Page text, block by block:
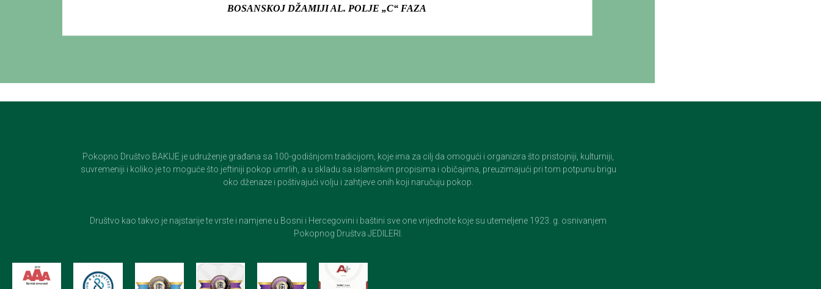
BOSANSKOJ DŽAMIJI AL. POLJE „C“ FAZA
Pokopno Društvo BAKIJE je udruženje građana sa 100-godišnjom tradicijom, koje ima za cilj da omogući i organizira što pristojniji, kulturniji,
suvremeniji i koliko je to moguće što jeftiniji pokop umrlih, a u skladu sa islamskim propisima i običajima, preuzimajući pri tom potpunu brigu
oko dženaze i poštivajući volju i zahtjeve onih koji naručuju pokop.
Društvo kao takvo je najstarije te vrste i namjene u Bosni i Hercegovini i baštini sve one vrijednote koje su utemeljene 1923. g. osnivanjem
Pokopnog Društva JEDILERI.